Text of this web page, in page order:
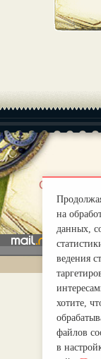
О нас
на
данных,
ведения
хотите,
файлов
в